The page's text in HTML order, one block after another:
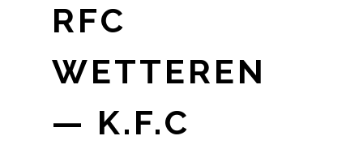
RFC
WETTEREN
— K.F.C